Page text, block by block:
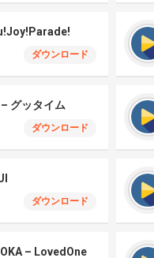
ダウンロード
グッタイム
ダウンロード
ダウンロード
– LovedOne